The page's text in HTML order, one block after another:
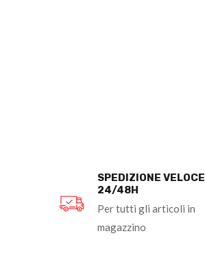
SPEDIZIONE VELOCE
24/48H
Per tutti gli articoli in
magazzino